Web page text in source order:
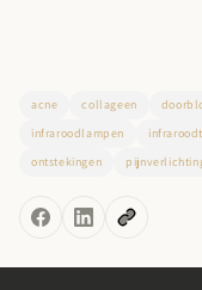
acne collageen
infraroodlampen
ontstekingen